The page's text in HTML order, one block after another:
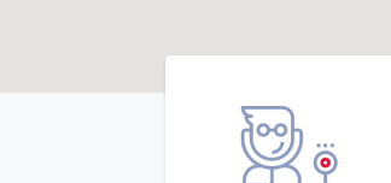
Kars